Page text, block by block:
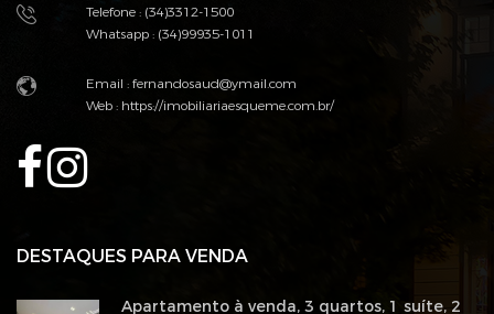
Telefone : (34)3312-1500
Whatsapp : (34)99935-1011
Email : fernandosaud@ymail.com
Web :https://imobiliariaesqueme.com.br/
DESTAQUES PARA VENDA
Apartamento à venda, 3 quartos, 1 suíte, 2